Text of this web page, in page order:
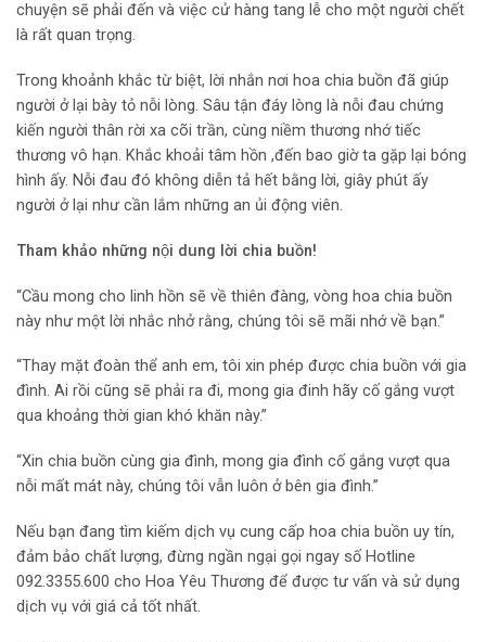
chuyện sẽ phải đến và việc cử hàng tang lễ cho một người chết
là rất quan trọng.
Trong khoảnh khắc từ biệt, lời nhắn nơi hoa chia buồn đã giúp
người ở lại bày tỏ nỗi lòng. Sâu tận đáy lòng là nỗi đau chứng
kiến người thân rời xa cõi trần, cùng niềm thương nhớ tiếc
thương vô hạn. Khắc khoải tâm hồn ,đến bao giờ ta gặp lại bóng
hình ấy. Nỗi đau đó không diễn tả hết bằng lời, giây phút ấy
người ở lại như cần lắm những an ủi động viên.
Tham khảo những nội dung lời chia buồn!
“Cầu mong cho linh hồn sẽ về thiên đàng, vòng hoa chia buồn
này như một lời nhắc nhở rằng, chúng tôi sẽ mãi nhớ về bạn.”
“Thay mặt đoàn thể anh em, tôi xin phép được chia buồn với gia
đình. Ai rồi cũng sẽ phải ra đi, mong gia đinh hãy cố gắng vượt
qua khoảng thời gian khó khăn này.”
“Xin chia buồn cùng gia đình, mong gia đình cố gắng vượt qua
nỗi mất mát này, chúng tôi vẫn luôn ở bên gia đình.”
Nếu bạn đang tìm kiếm dịch vụ cung cấp hoa chia buồn uy tín,
đảm bảo chất lượng, đừng ngần ngại gọi ngay số Hotline
092.3355.600 cho Hoa Yêu Thương để được tư vấn và sử dụng
dịch vụ với giá cả tốt nhất.